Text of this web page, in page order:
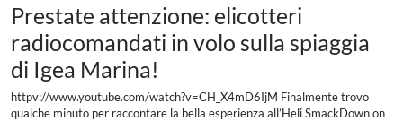
Prestate attenzione: elicotteri
radiocomandati in volo sulla spiaggia
di Igea Marina!
httpv://www.youtube.com/watch?v=CH_X4mD6IjM Finalmente trovo
qualche minuto per raccontare la bella esperienza all’Heli SmackDown on